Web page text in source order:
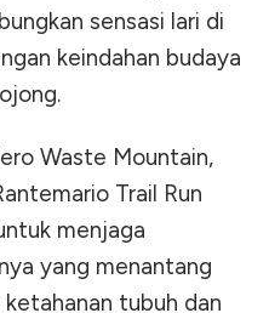
sensasi lari di
keindahan budaya
Waste Mountain,
Trail Run
menjaga
yang menantang
tubuh dan